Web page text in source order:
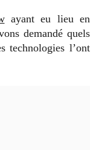
ayant eu lieu en
demandé quels
technologies l’ont